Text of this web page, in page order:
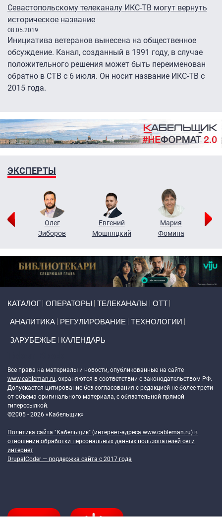
Севастопольскому телеканалу ИКС-ТВ могут вернуть
историческое название
08.05.2019
Инициатива ветеранов вынесена на общественное
обсуждение. Канал, созданный в 1991 году, в случае
положительного решения может быть переименован
обратно в СТВ с 6 июля. Он носит название ИКС-ТВ с
2015 года.
ЭКСПЕРТЫ
Олег
Зиборов
Евгений
Мошняцкий
Мария
Фомина
КАТАЛОГ ОПЕРАТОРЫ ТЕЛЕКАНАЛЫ ОТТ
АНАЛИТИКА РЕГУЛИРОВАНИЕ ТЕХНОЛОГИИ
ЗАРУБЕЖЬЕ КАЛЕНДАРЬ
Все права на материалы и новости, опубликованные на сайте
www.cableman.ru, охраняются в соответствии с законодательством РФ.
Допускается цитирование без согласования с редакцией не более трети
от объема оригинального материала, с обязательной прямой
гиперссылкой.
©2005 - 2026 «Кабельщик»
Политика сайта "Кабельщик" (интернет-адреса www.cableman.ru) в
отношении обработки персональных данных пользователей сети
интернет
DrupalCoder — поддержка сайта c 2017 года